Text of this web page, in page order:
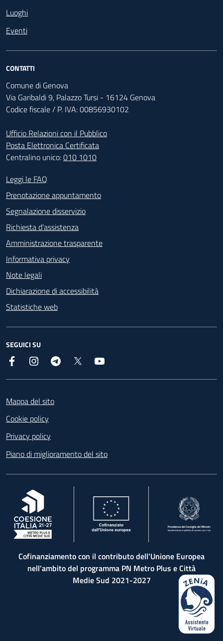
Luoghi
Eventi
CONTATTI
Comune di Genova
Via Garibaldi 9, Palazzo Tursi - 16124 Genova
Codice fiscale / P. IVA: 00856930102
Ufficio Relazioni con il Pubblico
Posta Elettronica Certificata
Centralino unico:010 1010
Footer - Contatti
Leggi le FAQ
Prenotazione appuntamento
Segnalazione disservizio
Richiesta d'assistenza
Amministrazione trasparente
Informativa privacy
Note legali
Dichiarazione di accessibilità
Statistiche web
SEGUICI SU
Facebook InstagramTelegram
Mappa del sito
Cookie policy
Privacy policy
Piano di miglioramento del sito
, apre in una nuova scheda
Cofinanziamento con il contributo dell'Unione Europea
nell'ambito del programma PN Metro Plus e Città
Medie Sud 2021-2027